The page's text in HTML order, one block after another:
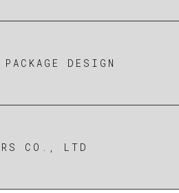
DESIGN
CO., LTD